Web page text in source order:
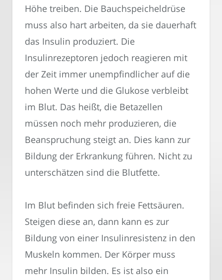
Höhe treiben. Die Bauchspeicheldrüse
muss also hart arbeiten, da sie dauerhaft
das Insulin produziert. Die
Insulinrezeptoren jedoch reagieren mit
der Zeit immer unempfindlicher auf die
hohen Werte und die Glukose verbleibt
im Blut. Das heißt, die Betazellen
müssen noch mehr produzieren, die
Beanspruchung steigt an. Dies kann zur
Bildung der Erkrankung führen. Nicht zu
unterschätzen sind die Blutfette.
Im Blut befinden sich freie Fettsäuren.
Steigen diese an, dann kann es zur
Bildung von einer Insulinresistenz in den
Muskeln kommen. Der Körper muss
mehr Insulin bilden. Es ist also ein